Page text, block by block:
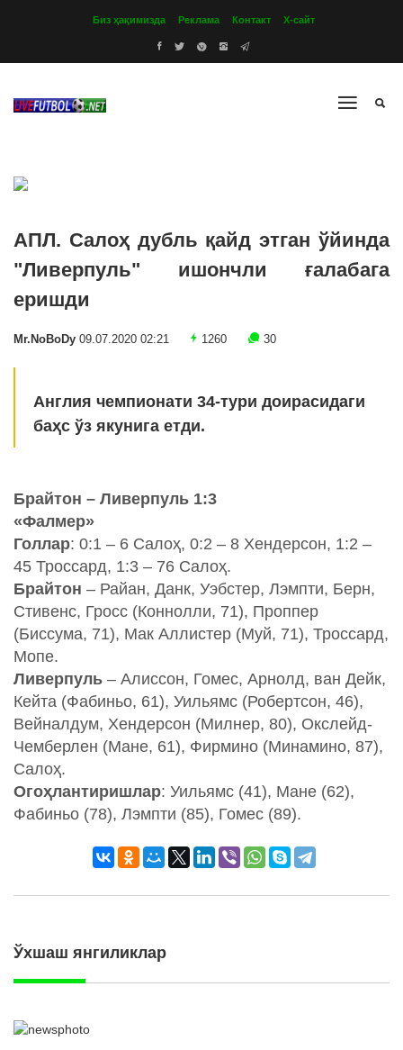
Биз ҳақимизда Реклама Контакт Х-сайт
АПЛ. Салоҳ дубль қайд этган ўйинда
"Ливерпуль" ишончли ғалабага
еришди
Mr.NoBoDy 09.07.2020 02:21 1260 30
Англия чемпионати 34-тури доирасидаги
баҳс ўз якунига етди.
Брайтон – Ливерпуль 1:3
«Фалмер»
Голлар: 0:1 – 6 Салоҳ, 0:2 – 8 Хендерсон, 1:2 –
45 Троссард, 1:3 – 76 Салоҳ.
Брайтон – Райан, Данк, Уэбстер, Лэмпти, Берн,
Стивенс, Гросс (Коннолли, 71), Проппер
(Биссума, 71), Мак Аллистер (Муй, 71), Троссард,
Мопе.
Ливерпуль – Алиссон, Гомес, Арнолд, ван Дейк,
Кейта (Фабиньо, 61), Уильямс (Робертсон, 46),
Вейналдум, Хендерсон (Милнер, 80), Окслейд-
Чемберлен (Мане, 61), Фирмино (Минамино, 87),
Салоҳ.
Огоҳлантиришлар: Уильямс (41), Мане (62),
Фабиньо (78), Лэмпти (85), Гомес (89).
Ўхшаш янгиликлар